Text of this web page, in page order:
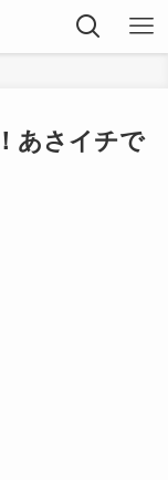
あさイチで